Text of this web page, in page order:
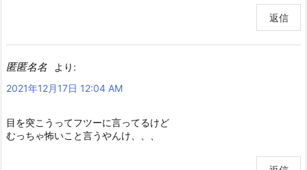
返信
匿匿名名
より:
2021年12月17日 12:04 AM
目を突こうってフツーに言ってるけど
むっちゃ怖いこと言うやんけ、、、